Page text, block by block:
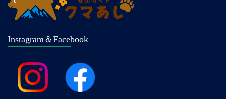
Instagram＆Facebook